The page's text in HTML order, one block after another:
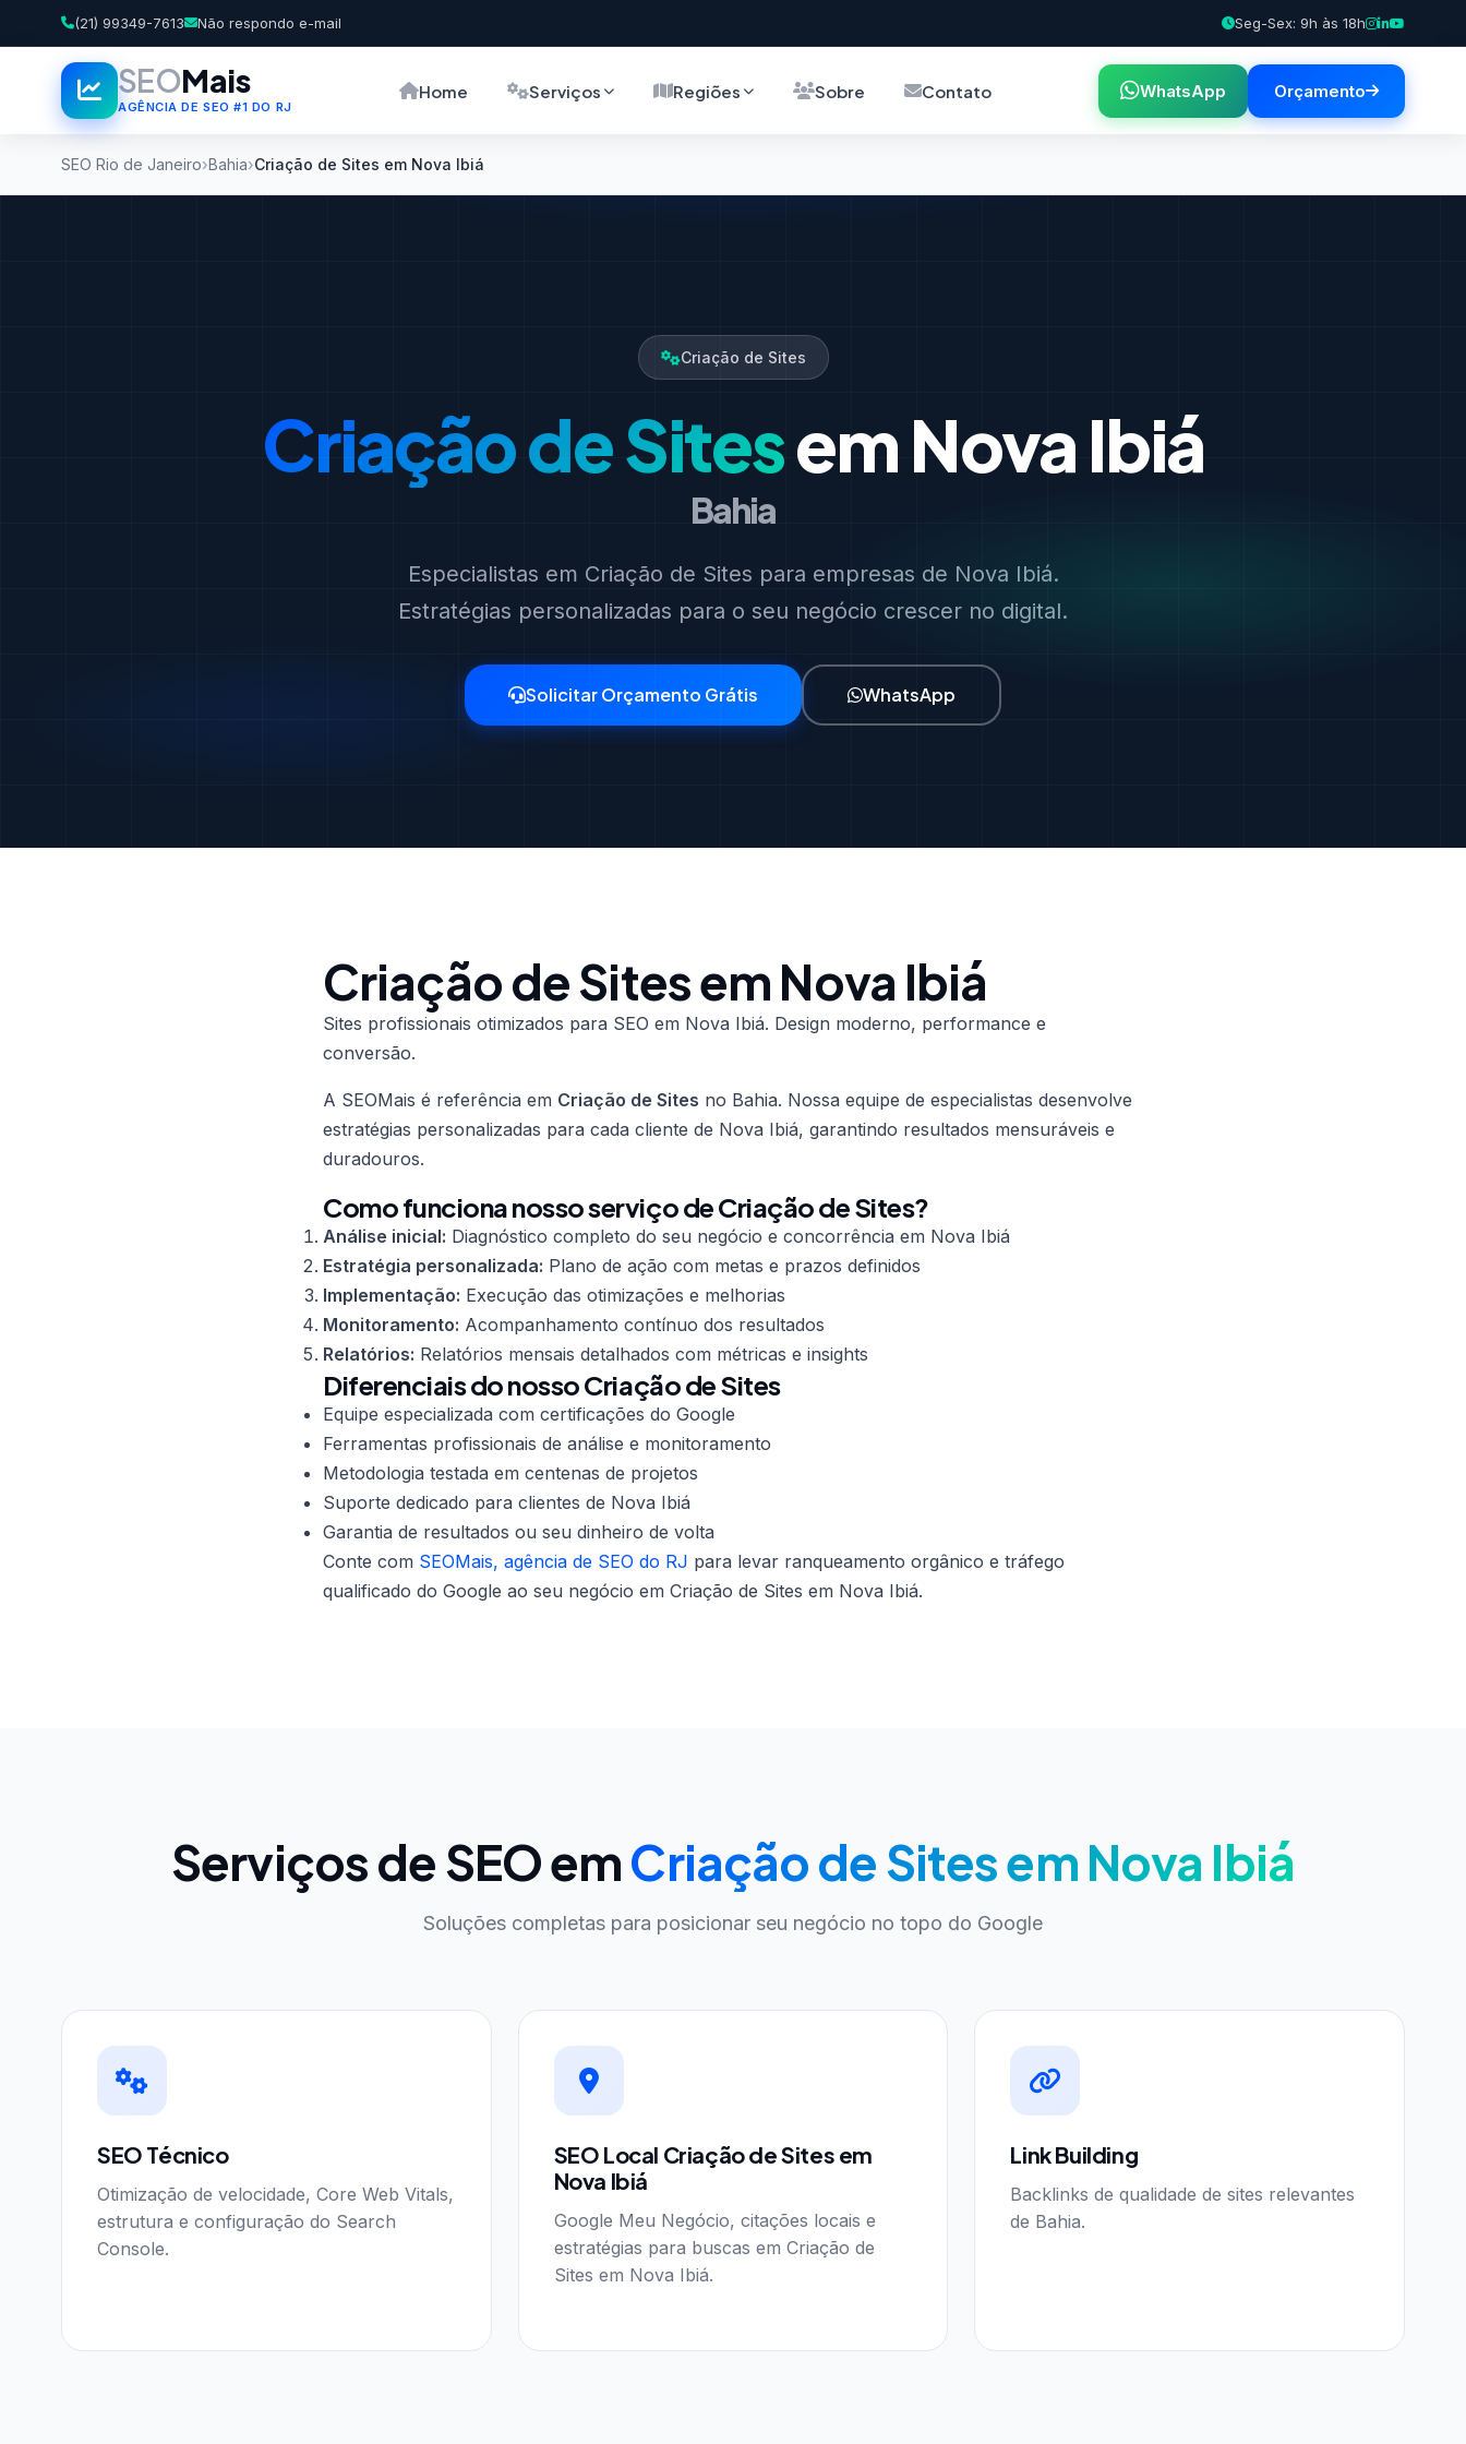
(21) 99349-7613 Não respondo e-mail Seg-Sex: 9h às 18h
SEOMais
AGÊNCIA DE SEO #1 DO RJ
Home Serviços Regiões Sobre Contato WhatsApp Orçamento
SEO Rio de Janeiro Bahia Criação de Sites em Nova Ibiá
Criação de Sites
Criação de Sitesem Nova Ibiá
Bahia
Especialistas em Criação de Sites para empresas de Nova Ibiá.
Estratégias personalizadas para o seu negócio crescer no digital.
Solicitar Orçamento Grátis WhatsApp
Criação de Sites em Nova Ibiá
Sites profissionais otimizados para SEO em Nova Ibiá. Design moderno, performance e
conversão.
A SEOMais é referência em Criação de Sites no Bahia. Nossa equipe de especialistas desenvolve
estratégias personalizadas para cada cliente de Nova Ibiá, garantindo resultados mensuráveis e
duradouros.
Como funciona nosso serviço de Criação de Sites?
Análise inicial: Diagnóstico completo do seu negócio e concorrência em Nova Ibiá
Estratégia personalizada: Plano de ação com metas e prazos definidos
Implementação: Execução das otimizações e melhorias
Monitoramento: Acompanhamento contínuo dos resultados
Relatórios: Relatórios mensais detalhados com métricas e insights
Diferenciais do nosso Criação de Sites
Equipe especializada com certificações do Google
Ferramentas profissionais de análise e monitoramento
Metodologia testada em centenas de projetos
Suporte dedicado para clientes de Nova Ibiá
Garantia de resultados ou seu dinheiro de volta
Conte com SEOMais, agência de SEO do RJ para levar ranqueamento orgânico e tráfego
qualificado do Google ao seu negócio em Criação de Sites em Nova Ibiá.
Serviços de SEO emCriação de Sites em Nova Ibiá
Soluções completas para posicionar seu negócio no topo do Google
SEO Técnico
Otimização de velocidade, Core Web Vitals,
estrutura e configuração do Search
Console.
SEO Local Criação de Sites em
Nova Ibiá
Google Meu Negócio, citações locais e
estratégias para buscas em Criação de
Sites em Nova Ibiá.
Link Building
Backlinks de qualidade de sites relevantes
de Bahia.